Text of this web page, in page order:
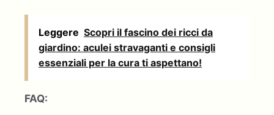
Leggere Scopri il fascino dei ricci da
giardino: aculei stravaganti e consigli
essenziali per la cura ti aspettano!
FAQ: